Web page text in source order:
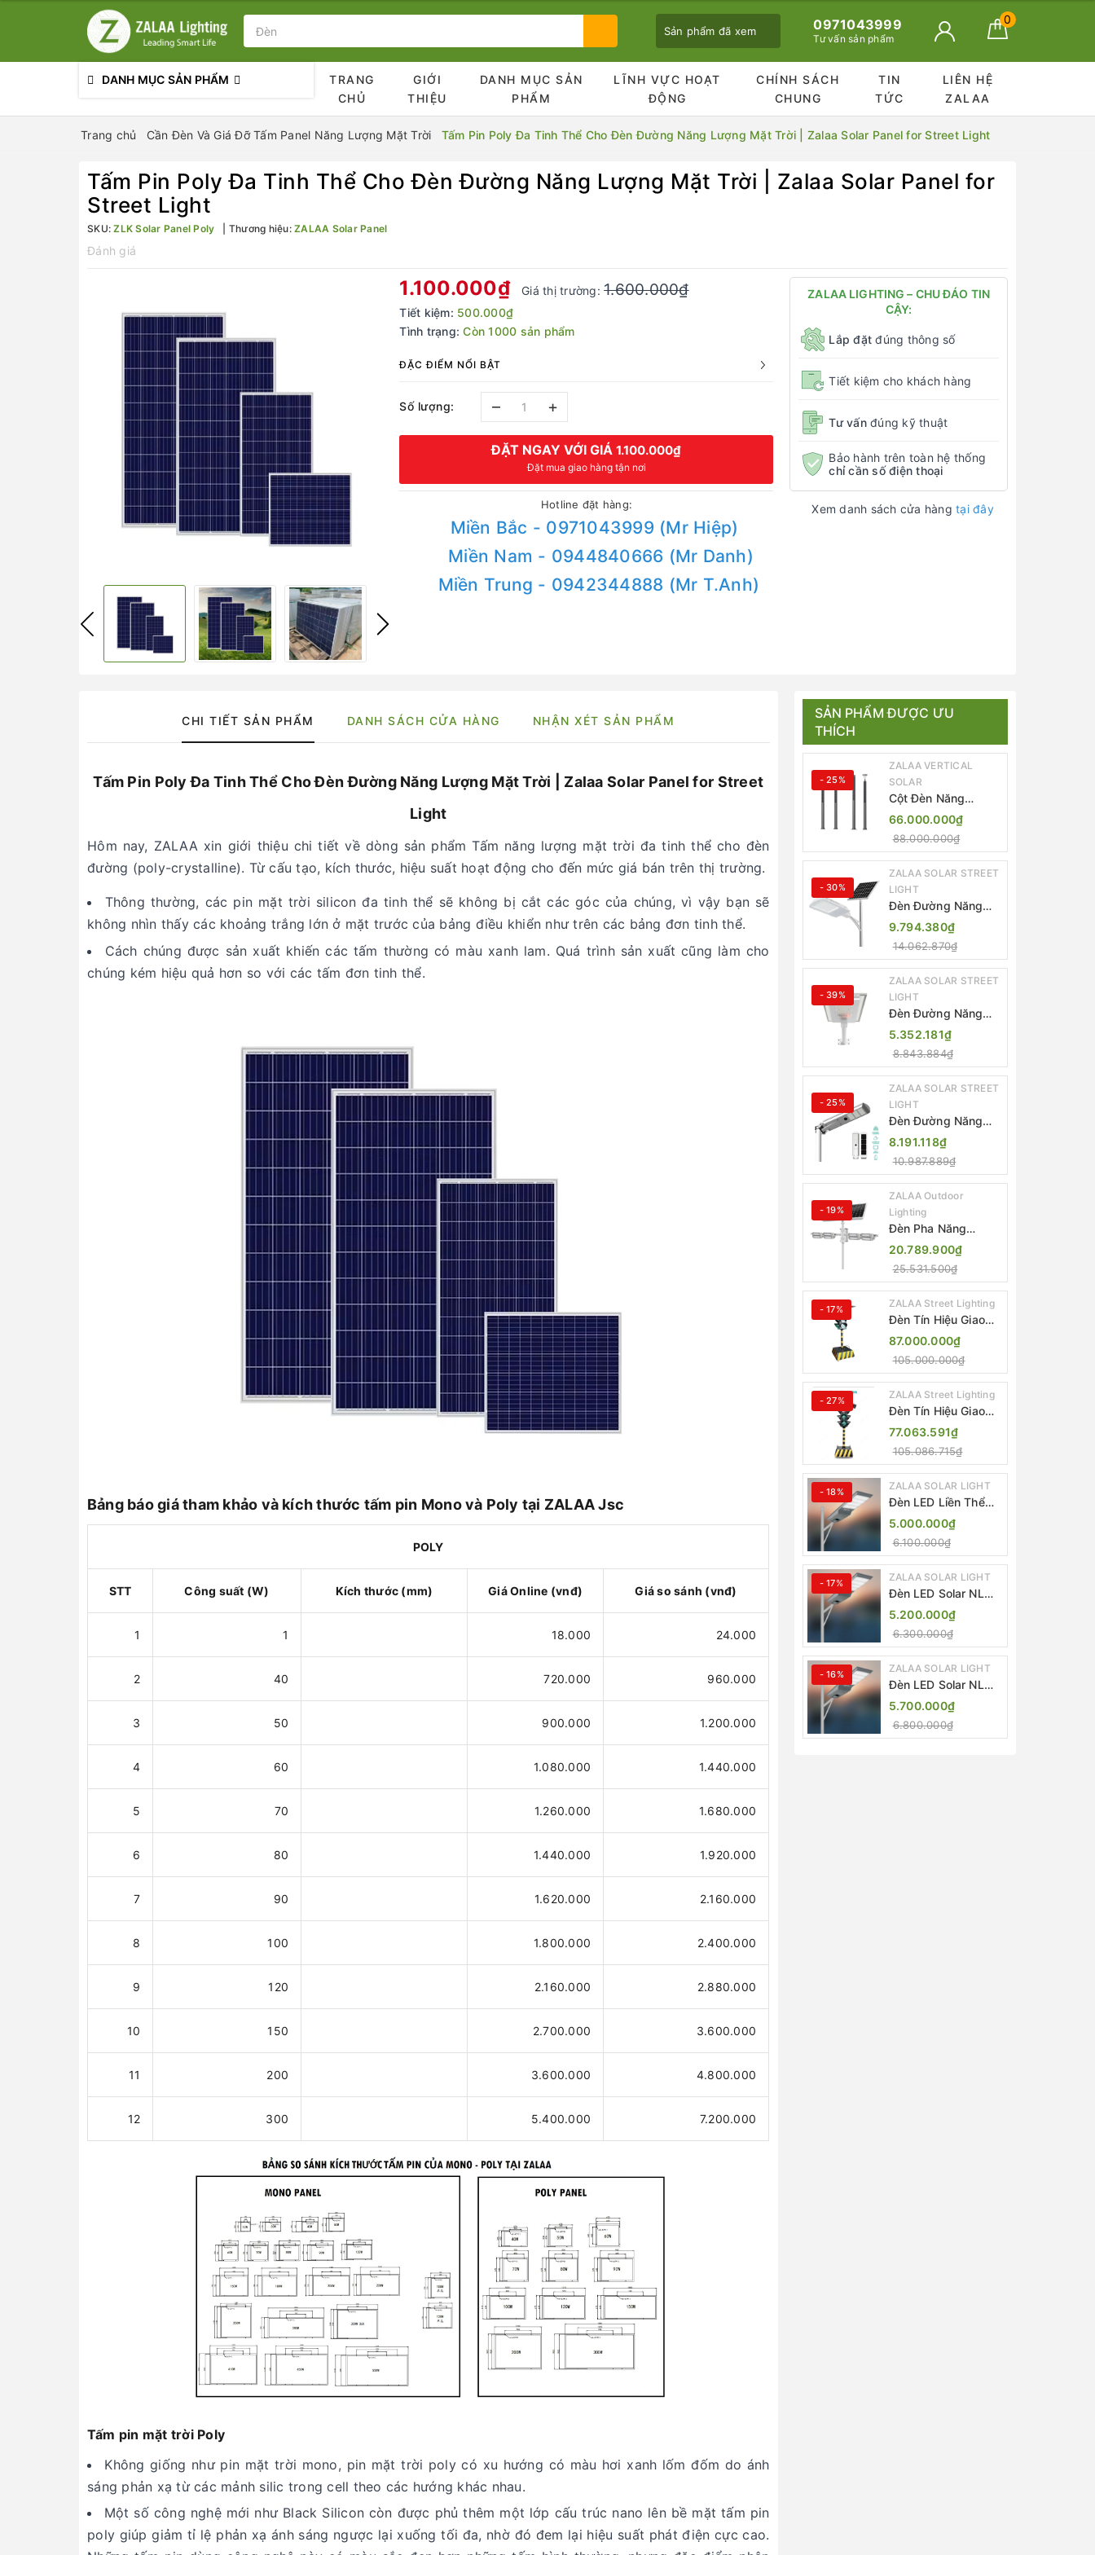
Sản phẩm đã xem
Bạn chưa xem sản phẩm nào
0971043999
Tư vấn sản phẩm
0
DANH MỤC SẢN PHẨM
TRANG
CHỦ
GIỚI
THIỆU
DANH MỤC SẢN
PHẨM
LĨNH VỰC HOẠT
ĐỘNG
CHÍNH SÁCH
CHUNG
TIN
TỨC
LIÊN HỆ
ZALAA
Trang chủ Cần Đèn Và Giá Đỡ Tấm Panel Năng Lượng Mặt Trời Tấm Pin Poly Đa Tinh Thể Cho Đèn Đường Năng Lượng Mặt Trời | Zalaa Solar Panel for Street Light
Tấm Pin Poly Đa Tinh Thể Cho Đèn Đường Năng Lượng Mặt Trời | Zalaa Solar Panel for
Street Light
SKU:ZLK Solar Panel Poly Thương hiệu: ZALAA Solar Panel
Đánh giá
1.100.000₫ Giá thị trường:1.600.000₫
Tiết kiệm: 500.000₫
Tình trạng: Còn 1000 sản phẩm
ĐẶC ĐIỂM NỔI BẬT
Số lượng: – +
ĐẶT NGAY VỚI GIÁ1.100.000₫
Đặt mua giao hàng tận nơi
Hotline đặt hàng:
Miền Bắc - 0971043999 (Mr Hiệp)
Miền Nam - 0944840666 (Mr Danh)
Miền Trung - 0942344888 (Mr T.Anh)
ZALAA LIGHTING – CHU ĐÁO TIN
CẬY:
Lắp đặt đúng thông số
Tiết kiệm cho khách hàng
Tư vấnđúng kỹ thuật
Bảo hành trên toàn hệ thống
chỉ cần số điện thoại
Xem danh sách cửa hàngtại đây
CHI TIẾT SẢN PHẨM DANH SÁCH CỬA HÀNG NHẬN XÉT SẢN PHẨM
Tấm Pin Poly Đa Tinh Thể Cho Đèn Đường Năng Lượng Mặt Trời | Zalaa Solar Panel for Street
Light
Hôm nay, ZALAA xin giới thiệu chi tiết về dòng sản phẩm Tấm năng lượng mặt trời đa tinh thể cho đèn
đường (poly-crystalline). Từ cấu tạo, kích thước, hiệu suất hoạt động cho đến mức giá bán trên thị trường.
Thông thường, các pin mặt trời silicon đa tinh thể sẽ không bị cắt các góc của chúng, vì vậy bạn sẽ
không nhìn thấy các khoảng trắng lớn ở mặt trước của bảng điều khiển như trên các bảng đơn tinh thể.
Cách chúng được sản xuất khiến các tấm thường có màu xanh lam. Quá trình sản xuất cũng làm cho
chúng kém hiệu quả hơn so với các tấm đơn tinh thể.
Bảng báo giá tham khảo và kích thước tấm pin Mono và Poly tại ZALAA Jsc
POLY
STT Công suất (W) Kích thước (mm) Giá Online (vnđ) Giá so sánh (vnđ)
1 1 18.000 24.000
2 40 720.000 960.000
3 50 900.000 1.200.000
4 60 1.080.000 1.440.000
5 70 1.260.000 1.680.000
6 80 1.440.000 1.920.000
7 90 1.620.000 2.160.000
8 100 1.800.000 2.400.000
9 120 2.160.000 2.880.000
10 150 2.700.000 3.600.000
11 200 3.600.000 4.800.000
12 300 5.400.000 7.200.000
Tấm pin mặt trời Poly
Không giống như pin mặt trời mono, pin mặt trời poly có xu hướng có màu hơi xanh lốm đốm do ánh
sáng phản xạ từ các mảnh silic trong cell theo các hướng khác nhau.
Một số công nghệ mới như Black Silicon còn được phủ thêm một lớp cấu trúc nano lên bề mặt tấm pin
poly giúp giảm tỉ lệ phản xạ ánh sáng ngược lại xuống tối đa, nhờ đó đem lại hiệu suất phát điện cực cao.
SẢN PHẨM ĐƯỢC ƯU
THÍCH
- 25%
ZALAA VERTICAL
SOLAR
Cột Đèn Năng
Lượng Mặt Trời Dọc
Thông Minh ZSR-
YYDS-360 | ZALAA
Jsc
66.000.000₫
88.000.000₫
- 30%
ZALAA SOLAR STREET
LIGHT
Đèn Đường Năng
Lượng Mặt Trời
Thông Minh Điều
Khiển MPPT ZL-
GMX01 ZALAA
9.794.380₫
14.062.870₫
- 39%
ZALAA SOLAR STREET
LIGHT
Đèn Đường Năng
Lượng Mặt Trời
Nhôm Đúc ZALAA
ZL-BWH Cao Cấp
IP65
5.352.181₫
8.843.884₫
- 25%
ZALAA SOLAR STREET
LIGHT
Đèn Đường Năng
Lượng Mặt Trời Tích
Hợp Camera ZALAA
ZL-BJ04-CCTV
(80W, IP65)
8.191.118₫
10.987.889₫
- 19%
ZALAA Outdoor
Lighting
Đèn Pha Năng
Lượng Mặt Trời Sân
Thể Thao ZALAA
Jsc Chống Nước
IP65 Cao Cấp
20.789.900₫
25.531.500₫
- 17% ZALAA Street Lighting
Đèn Tín Hiệu Giao
Thông Di Động Năng
Lượng Mặt Trời
ZALAA ZL-300A-D
87.000.000₫
105.000.000₫
- 27% ZALAA Street Lighting
Đèn Tín Hiệu Giao
Thông Di Động Năng
Lượng Mặt Trời
ZALAA ZL-409300C
77.063.591₫
105.086.715₫
- 18% ZALAA SOLAR LIGHT
Đèn LED Liền Thể
ZALAA Solar Street
Light ZKC-TG 20W
25W 30W All In One
5.000.000₫
6.100.000₫
- 17% ZALAA SOLAR LIGHT
Đèn LED Solar NLMT
Liền Thể ZKC-TG
20W All in One |
ZALAA Street Light
5.200.000₫
6.300.000₫
- 16% ZALAA SOLAR LIGHT
Đèn LED Solar NLMT
Liền Thể ZKC-TG
25W All in One |
ZALAA Street Light
5.700.000₫
6.800.000₫